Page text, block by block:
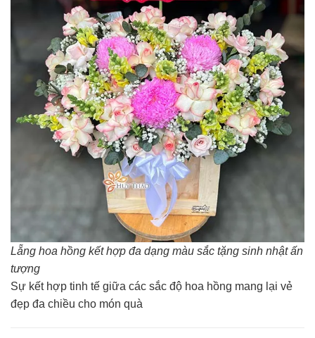
Lẵng hoa hồng kết hợp đa dạng màu sắc tặng sinh nhật ấn
tượng
Sự kết hợp tinh tế giữa các sắc độ hoa hồng mang lại vẻ
đẹp đa chiều cho món quà